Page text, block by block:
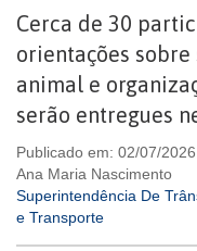
Cerca de 30
orientações
animal e
serão entregues
Publicado em: 02/07/
Ana Maria Nascimento
Superintendência De
e Transporte